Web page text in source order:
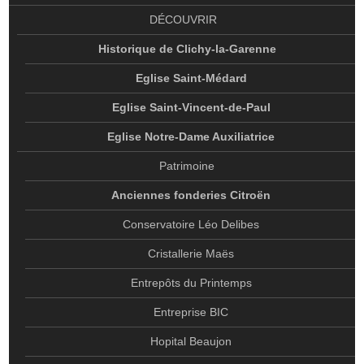
EGLISE SAINT-MÉDARD
EGLISE SAINT-VINCENT-DE-PAUL
EGLISE NOTRE-DAME AUXILIATRICE
PATRIMOINE
ANCIENNES FONDERIES CITROËN
CONSERVATOIRE LÉO DELIBES
CRISTALLERIE MAËS
ENTREPÔTS DU PRINTEMPS
ENTREPRISE BIC
HOPITAL BEAUJON
HÔPITAL GOÜIN
DÉCOUVRIR
Historique de Clichy-la-Garenne
Eglise Saint-Médard
Eglise Saint-Vincent-de-Paul
Eglise Notre-Dame Auxiliatrice
Patrimoine
Anciennes fonderies Citroën
Conservatoire Léo Delibes
Cristallerie Maës
Entrepôts du Printemps
Entreprise BIC
Hopital Beaujon